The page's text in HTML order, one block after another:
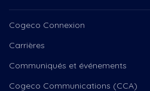
Cogeco Connexion
Carrières
Communiqués et événements
Cogeco Communications (CCA)